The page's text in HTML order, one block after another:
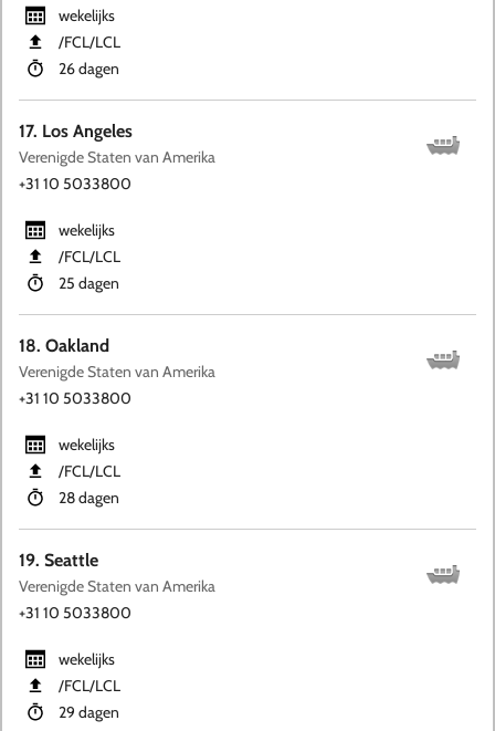
wekelijks
​/FCL​/LCL
26 dagen
17. Los Angeles
Verenigde Staten van Amerika
+31 10 5033800
wekelijks
​/FCL​/LCL
25 dagen
18. Oakland
Verenigde Staten van Amerika
+31 10 5033800
wekelijks
​/FCL​/LCL
28 dagen
19. Seattle
Verenigde Staten van Amerika
+31 10 5033800
wekelijks
​/FCL​/LCL
29 dagen